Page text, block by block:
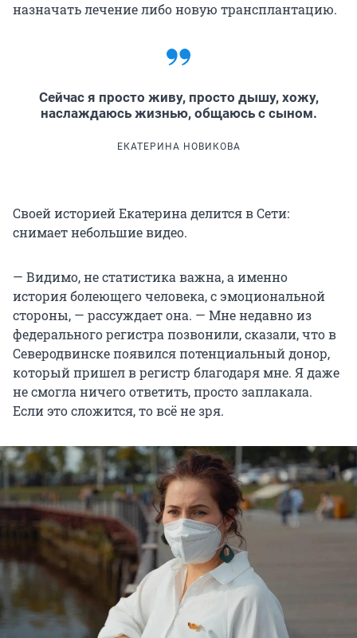
назначать лечение либо новую трансплантацию.
Сейчас я просто живу, просто дышу, хожу,
наслаждаюсь жизнью, общаюсь с сыном.
ЕКАТЕРИНА НОВИКОВА
Своей историей Екатерина делится в Сети:
снимает небольшие видео.
— Видимо, не статистика важна, а именно
история болеющего человека, с эмоциональной
стороны, — рассуждает она. — Мне недавно из
федерального регистра позвонили, сказали, что в
Северодвинске появился потенциальный донор,
который пришел в регистр благодаря мне. Я даже
не смогла ничего ответить, просто заплакала.
Если это сложится, то всё не зря.